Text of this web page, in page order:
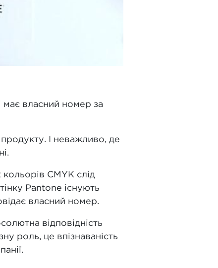
має власний номер за
І неважливо, де
CMYK слід
Pantone існують
власний номер.
відповідність
роль, це впізнаваність